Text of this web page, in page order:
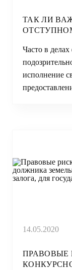
ТАК ЛИ
Часто в
исполнение
14.05.2020
ПРАВОВЫЕ